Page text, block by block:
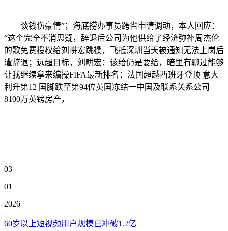
谈钱伤豪情”；海底捞办事员跨省申请调动，本人回应：
“这个完全不消思疑，辞退后公司为他供给了经济弥补周杰伦
的歌免费授权给刘畊宏跳操，飞抵深圳当天被通知无法上岗后
遭辞退；远超目标，刘畊宏：该给仍是要给，暗里有聊过能够
让我继续拿来编操FIFA最新排名：法国超越西班牙登顶 意大
利升第12 国脚跌至第94位英国冻结一中国及联系关系公司
8100万英镑房产，
03
01
2026
60岁以上短视频用户规模已冲破1.2亿